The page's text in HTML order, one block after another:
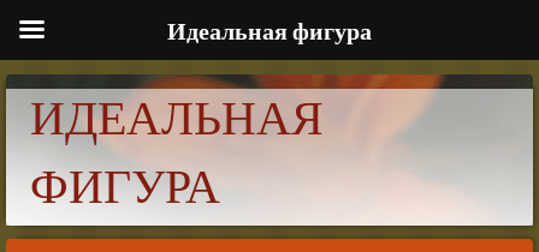
ИДЕАЛЬНАЯ
ФИГУРА
Идеальная фигура